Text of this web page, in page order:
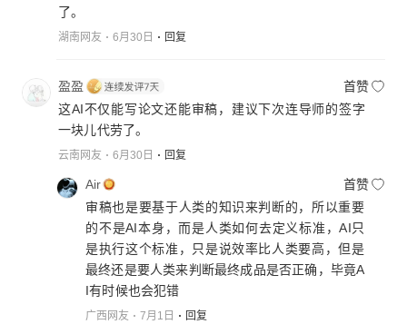
了。
湖南网友 6月30日 回复
盈盈
首赞
这AI不仅能写论文还能审稿，建议下次连导师的签字
一块儿代劳了。
云南网友 6月30日 回复
Air
首赞
审稿也是要基于人类的知识来判断的，所以重要
的不是AI本身，而是人类如何去定义标准，AI只
是执行这个标准，只是说效率比人类要高，但是
最终还是要人类来判断最终成品是否正确，毕竟A
I有时候也会犯错
广西网友 7月1日 回复